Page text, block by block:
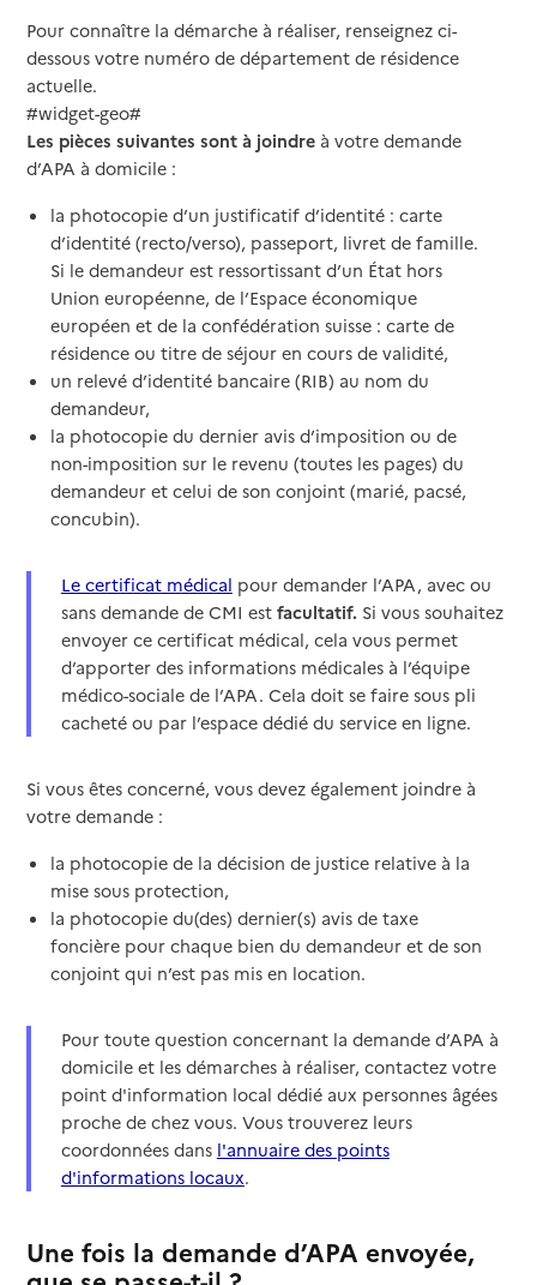
Pour connaître la démarche à réaliser, renseignez ci-
dessous votre numéro de département de résidence
actuelle.
#widget-geo#
Les pièces suivantes sont à joindre à votre demande
d’APA à domicile :
la photocopie d’un justificatif d’identité : carte
d’identité (recto/verso), passeport, livret de famille.
Si le demandeur est ressortissant d’un État hors
Union européenne, de l’Espace économique
européen et de la confédération suisse : carte de
résidence ou titre de séjour en cours de validité,
un relevé d’identité bancaire (RIB) au nom du
demandeur,
la photocopie du dernier avis d’imposition ou de
non-imposition sur le revenu (toutes les pages) du
demandeur et celui de son conjoint (marié, pacsé,
concubin).
Le certificat médical pour demander l’APA, avec ou
sans demande de CMI est facultatif. Si vous souhaitez
envoyer ce certificat médical, cela vous permet
d’apporter des informations médicales à l’équipe
médico-sociale de l’APA. Cela doit se faire sous pli
cacheté ou par l’espace dédié du service en ligne.
Si vous êtes concerné, vous devez également joindre à
votre demande :
la photocopie de la décision de justice relative à la
mise sous protection,
la photocopie du(des) dernier(s) avis de taxe
foncière pour chaque bien du demandeur et de son
conjoint qui n’est pas mis en location.
Pour toute question concernant la demande d’APA à
domicile et les démarches à réaliser, contactez votre
point d'information local dédié aux personnes âgées
proche de chez vous. Vous trouverez leurs
coordonnées dans l'annuaire des points
d'informations locaux.
Une fois la demande d’APA envoyée,